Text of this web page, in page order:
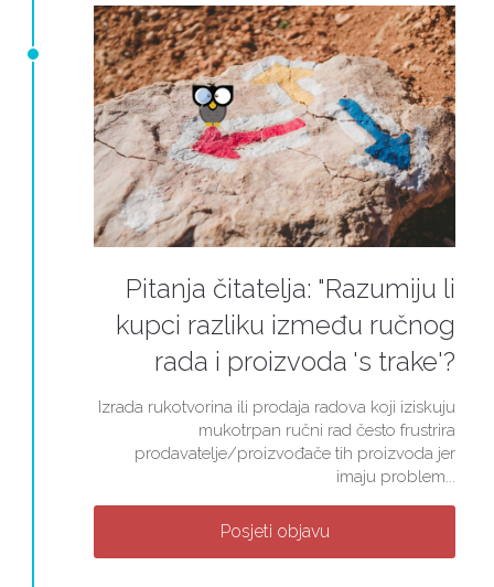
Pitanja čitatelja: "Razumiju li
kupci razliku između ručnog
rada i proizvoda 's trake'?
Izrada rukotvorina ili prodaja radova koji iziskuju
mukotrpan ručni rad često frustrira
prodavatelje/proizvođače tih proizvoda jer
imaju problem...
Posjeti objavu